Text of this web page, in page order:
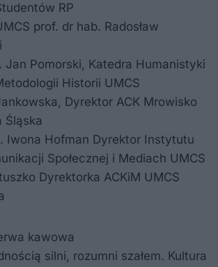
RP
prof. dr hab. Radosław
Jan Pomorski, Katedra Humanistyki
Historii UMCS
Dyrektor ACK Mrowisko
Śląska
Iwona Hofman Dyrektor Instytutu
Społecznej i Mediach UMCS
Dyrektorka ACKiM UMCS
kawowa
silni, rozumni szałem. Kultura